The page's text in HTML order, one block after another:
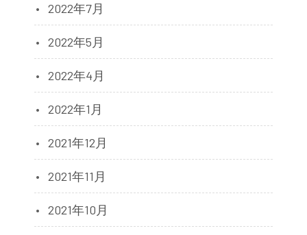
2022年7月
2022年5月
2022年4月
2022年1月
2021年12月
2021年11月
2021年10月